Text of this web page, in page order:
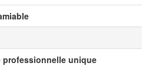
professionnelle unique